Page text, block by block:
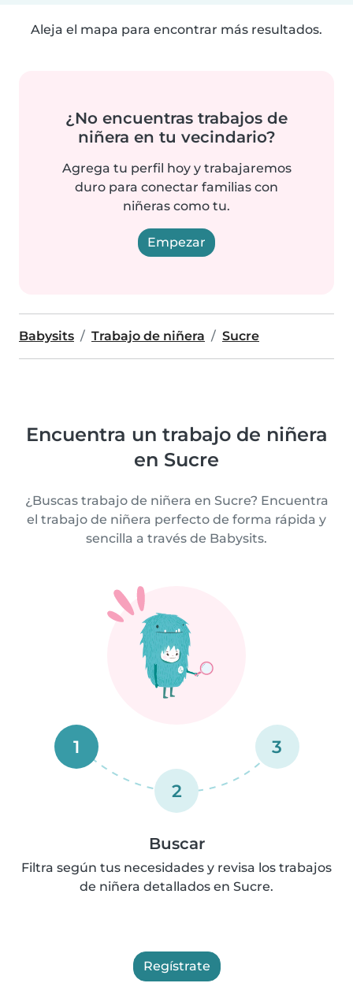
Aleja el mapa para encontrar más resultados.
¿No encuentras trabajos de
niñera en tu vecindario?
Agrega tu perfil hoy y trabajaremos
duro para conectar familias con
niñeras como tu.
Empezar
Babysits Trabajo de niñera Sucre
Encuentra un trabajo de niñera
en Sucre
¿Buscas trabajo de niñera en Sucre? Encuentra
el trabajo de niñera perfecto de forma rápida y
sencilla a través de Babysits.
1
2
3
Buscar
Filtra según tus necesidades y revisa los trabajos
de niñera detallados en Sucre.
Regístrate